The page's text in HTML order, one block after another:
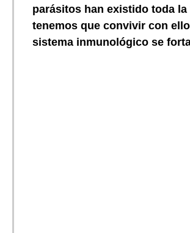
parásitos han existido toda la
tenemos que convivir con
sistema inmunológico se